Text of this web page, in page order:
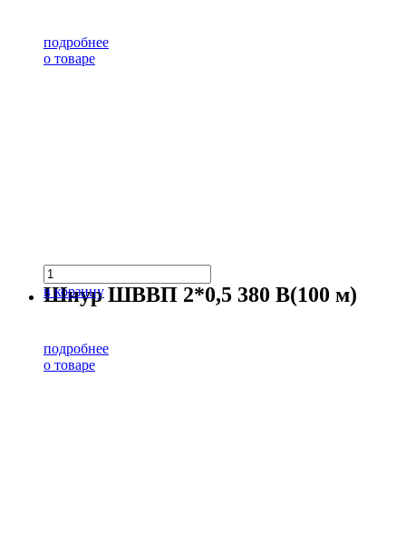
подробнее
о товаре
в корзину
Шнур ШВВП 2*0,5 380 В(100 м)
подробнее
о товаре